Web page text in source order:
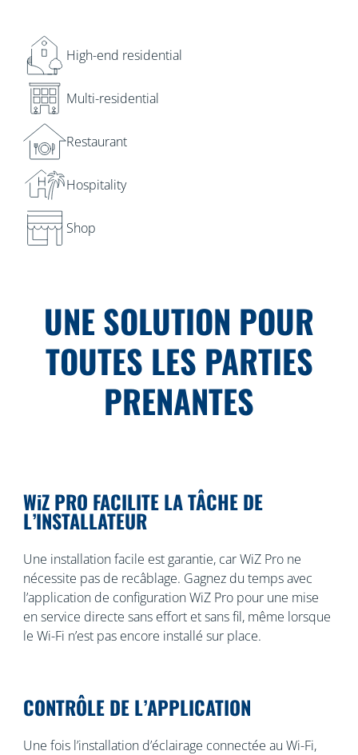
High-end residential
Multi-residential
Restaurant
Hospitality
Shop
UNE SOLUTION POUR
TOUTES LES PARTIES
PRENANTES
WiZ PRO FACILITE LA TÂCHE DE
L’INSTALLATEUR
Une installation facile est garantie, car WiZ Pro ne
nécessite pas de recâblage. Gagnez du temps avec
l’application de configuration WiZ Pro pour une mise
en service directe sans effort et sans fil, même lorsque
le Wi-Fi n’est pas encore installé sur place.
CONTRÔLE DE L’APPLICATION
Une fois l’installation d’éclairage connectée au Wi-Fi,